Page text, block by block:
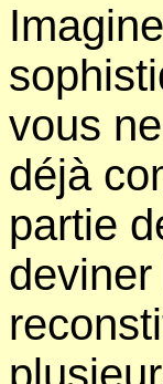
vous
déjà
partie